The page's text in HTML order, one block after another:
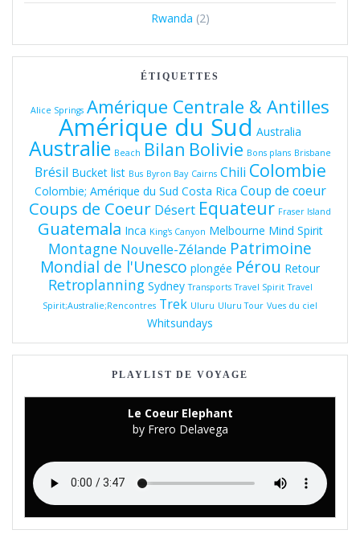
Rwanda (2)
ÉTIQUETTES
Alice Springs Amérique Centrale & Antilles
Amérique du Sud Australia
Australie Beach Bilan Bolivie Bons plans Brisbane
Brésil Bucket list Bus Byron Bay Cairns Chili Colombie
Colombie; Amérique du Sud Costa Rica Coup de coeur
Coups de Coeur Désert Equateur Fraser Island
Guatemala Inca King's Canyon Melbourne Mind Spirit
Montagne Nouvelle-Zélande Patrimoine
Mondial de l'Unesco plongée Pérou Retour
Retroplanning Sydney Transports Travel Spirit Travel
Spirit;Australie;Rencontres Trek Uluru Uluru Tour Vues du ciel
Whitsundays
PLAYLIST DE VOYAGE
Le Coeur Elephant
by Frero Delavega